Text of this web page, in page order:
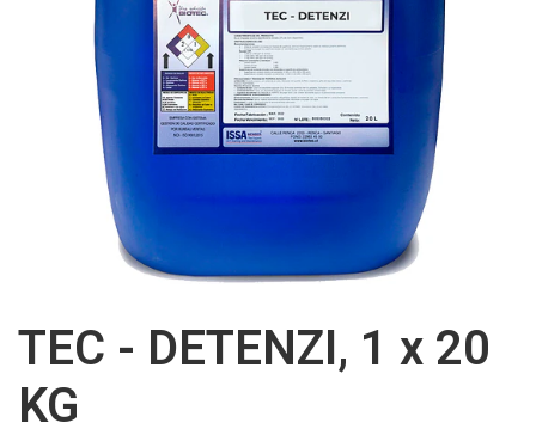
TEC - DETENZI, 1 x 20
KG